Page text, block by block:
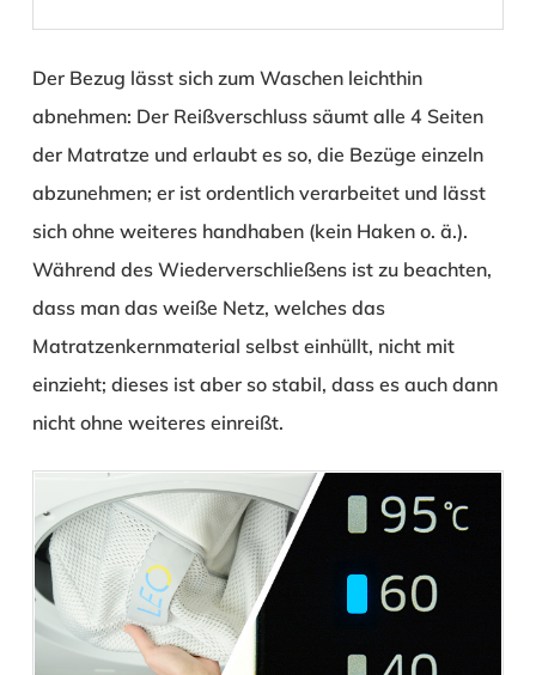
Der Bezug lässt sich zum Waschen leichthin
abnehmen: Der Reißverschluss säumt alle 4 Seiten
der Matratze und erlaubt es so, die Bezüge einzeln
abzunehmen; er ist ordentlich verarbeitet und lässt
sich ohne weiteres handhaben (kein Haken o. ä.).
Während des Wiederverschließens ist zu beachten,
dass man das weiße Netz, welches das
Matratzenkernmaterial selbst einhüllt, nicht mit
einzieht; dieses ist aber so stabil, dass es auch dann
nicht ohne weiteres einreißt.